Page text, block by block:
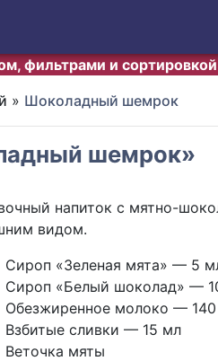
фильтрами и сортировкой
» Шоколадный шемрок
шемрок»
напиток с мятно-
видом.
Сироп «Зеленая мята» — 5
Сироп «Белый шоколад» —
Обезжиренное молоко —
Взбитые сливки — 15 мл
Веточка мяты